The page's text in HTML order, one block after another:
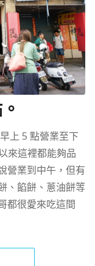
上 5 點營業至下
來這裡都能夠品
營業到中午，但有
、餡餅、蔥油餅等
都很愛來吃這間